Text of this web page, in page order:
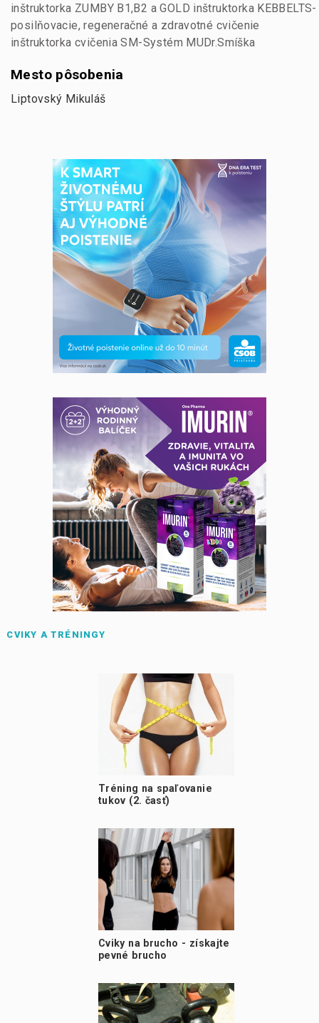
inštruktorka ZUMBY B1,B2 a GOLD inštruktorka KEBBELTS-
posilňovacie, regeneračné a zdravotné cvičenie
inštruktorka cvičenia SM-Systém MUDr.Smíška
Mesto pôsobenia
Liptovský Mikuláš
CVIKY A TRÉNINGY
Tréning na spaľovanie
tukov (2. časť)
Cviky na brucho - získajte
pevné brucho